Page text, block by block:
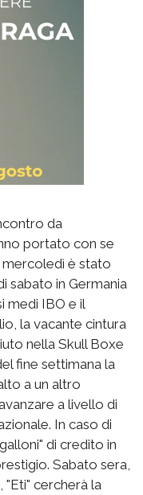
da
portato con se
mercoledì è stato
sabato in Germania
medi IBO e il
la vacante cintura
nella Skull Boxe
fine settimana la
a un altro
a livello di
In caso di
di credito in
Sabato sera,
"Eti" cercherà la